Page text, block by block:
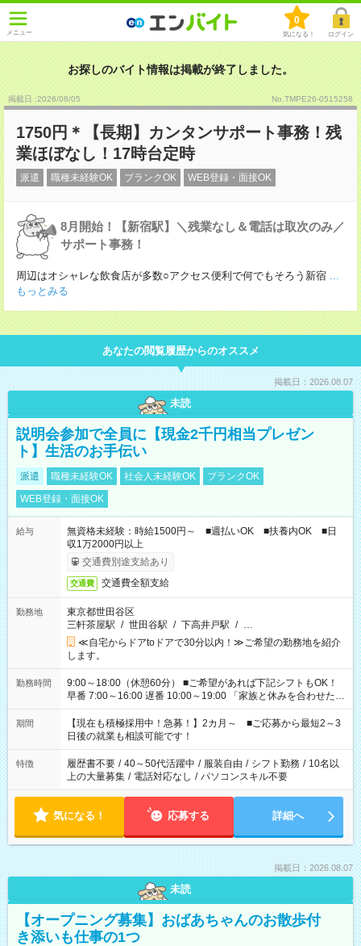
メニュー
0
気になる！ ログイン
お探しのバイト情報は掲載が終了しました。
掲載日 :2026/08/05 No.TMPE26-0515258
1750円＊【長期】カンタンサポート事務！残
業ほぼなし！17時台定時
派遣 職種未経験OK ブランクOK WEB登録・面接OK
8月開始！【新宿駅】＼残業なし＆電話は取次のみ／
サポート事務！
周辺はオシャレな飲食店が多数○アクセス便利で何でもそろう新宿 ...
もっとみる
あなたの閲覧履歴からのオススメ
掲載日：2026.08.07
未読
説明会参加で全員に【現金2千円相当プレゼン
ト】生活のお手伝い
派遣 職種未経験OK 社会人未経験OK
ブランクOK
WEB登録・面接OK
給与
無資格未経験：時給1500円～ ■週払いOK ■扶養内OK ■日
収1万2000円以上
交通費別途支給あり
交通費 交通費全額支給
勤務地
東京都世田谷区
三軒茶屋駅 / 世田谷駅 / 下高井戸駅 / …
≪自宅からドアtoドアで30分以内！≫ご希望の勤務地を紹介
します。
勤務時間
9:00～18:00（休憩60分） ■ご希望があれば下記シフトもOK！
早番 7:00～16:00 遅番 10:00～19:00 「家族と休みを合わせた
い」 「余裕を持って夕飯の準備がしたい」 「できれば残業はし
たくない」 など、ご希望を教えてくださいね。 ※Wワーク希望
の方へ 今ご覧のお仕事で希望する勤務時間と、もう1つのお仕事
の勤務時間。 合計で週40時間を超える場合は応募できません。
期間
【現在も積極採用中！急募！】2カ月～ ■ご応募から最短2～3
日後の就業も相談可能です！
特徴 履歴書不要 / 40～50代活躍中 / 服装自由 / シフト勤務 / 10名以
上の大量募集 / 電話対応なし / パソコンスキル不要
気になる！ 応募する 詳細へ
掲載日：2026.08.07
未読
【オープニング募集】おばあちゃんのお散歩付
き添いも仕事の1つ